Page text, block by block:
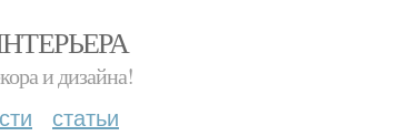
и дизайна!
статьи